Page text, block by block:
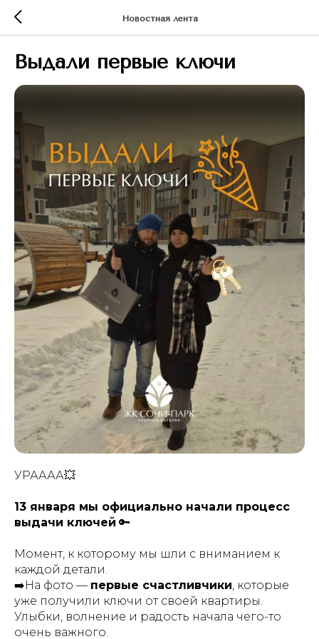
Новостная лента
Выдали первые ключи
УРАААА💥
13 января мы официально начали процесс
выдачи ключей 🔑
Момент, к которому мы шли с вниманием к
каждой детали.
➡️На фото — первые счастливчики , которые
уже получили ключи от своей квартиры.
Улыбки, волнение и радость начала чего-то
очень важного.